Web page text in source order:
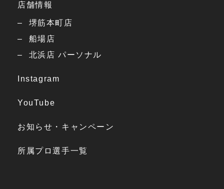
店舗情報
堺筋本町店
船場店
北浜店 パーソナル
Instagram
YouTube
お知らせ・キャンペーン
所属プロ選手一覧